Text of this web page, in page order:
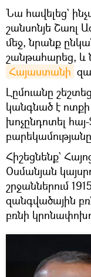
Նա հավելեց`
շանսոնյե Շառլ
մեջ, նրանք
շանթահարեց, և
Հայաստանի
Լըմուանը
կանգնած է ոտքի
խոչընդոտել
Հիշեցնենք`
Օսմանյան
շրջաններում
զանգվածային
բռնի